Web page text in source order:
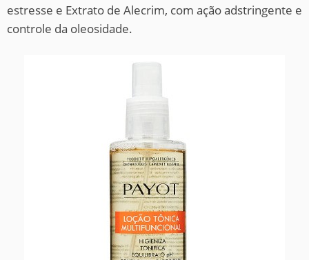
estresse e Extrato de Alecrim, com ação adstringente e
controle da oleosidade.